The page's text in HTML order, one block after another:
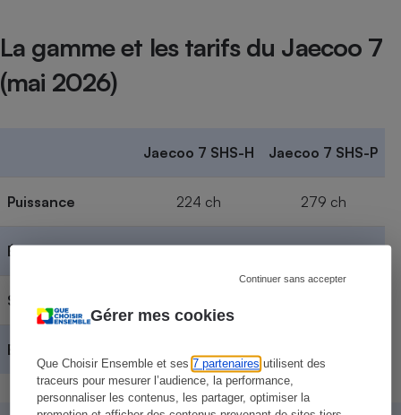
Gérer mes cookies
Que Choisir Ensemble et ses7 partenaires utilisent des
traceurs pour mesurer l’audience, la performance,
personnaliser les contenus, les partager, optimiser la
Continuer sans accepter
La gamme et les tarifs du Jaecoo 7
(mai 2026)
Jaecoo 7 SHS-H Jaecoo 7 SHS-P
Puissance 224 ch 279 ch
Émissions de CO 125 g/km 54 g/km
Select
Exclusive